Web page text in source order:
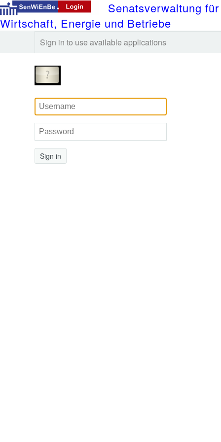
Senatsverwaltung für
Wirtschaft, Energie und Betriebe
Sign in to use available applications
Sign in